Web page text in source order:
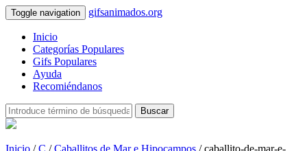
Toggle navigation gifsanimados.org
Inicio
Categorías Populares
Gifs Populares
Ayuda
Recomiéndanos
Buscar
Inicio /C /Caballitos de Mar e Hipocampos / caballito-de-mar-e-